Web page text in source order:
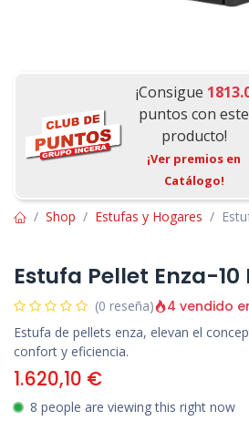
¡Consigue
puntos con este
producto!
¡Ver premios en
Catálogo!
Shop Estufas y Hogares
Estufa Pellet Enza-10
(0 reseña) 4 vendido
Estufa de pellets enza, elevan el
confort y eficiencia.
1.620,10 €
8 people are viewing this right now